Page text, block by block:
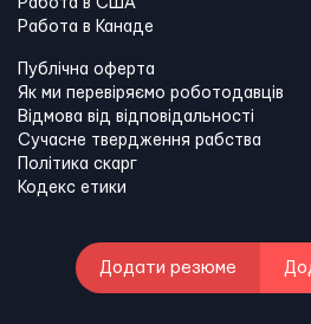
Работа в США
Работа в Канадe
Публічна оферта
Як ми перевіряємо роботодавців
Відмова від відповідальності
Сучасне твердження рабства
Політика скарг
Кодекс етики
Додати резюме